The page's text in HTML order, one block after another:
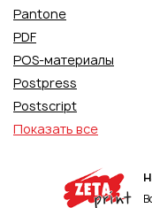
Pantone
PDF
POS-материалы
Postpress
Postscript
Показать все